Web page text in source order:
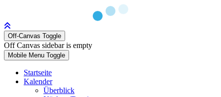
Off-Canvas Toggle
Off Canvas sidebar is empty
Mobile Menu Toggle
Startseite
Kalender
Überblick